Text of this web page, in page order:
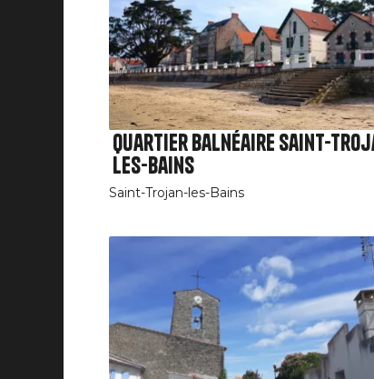
Quartier balnéaire Saint-
les-Bains
Saint-Trojan-les-Bains